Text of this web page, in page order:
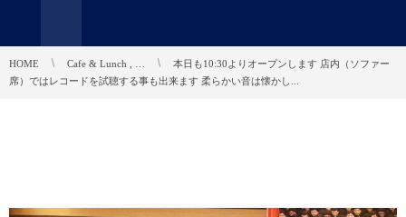
HOME Cafe & Lunch , …
本日も10:30よりオープンします️ 店内（ソファー
席）ではレコードを試聴する事も出来ます 柔らかい音は懐かし...